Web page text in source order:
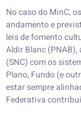
No caso do MinC,
andamento e
leis de fomento
Aldir Blanc
(SNC) com os
Plano, Fundo (e
estar sempre
Federativa